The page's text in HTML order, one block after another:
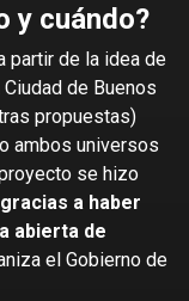
y cuándo?
partir de la idea de
de Buenos
propuestas)
ambos universos
se hizo
gracias a haber
abierta de
el Gobierno de